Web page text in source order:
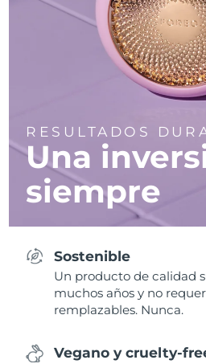
RESULTADOS
Una
siempre
Sostenible
Un producto de calidad
muchos años y no
remplazables. Nunca.
Vegano y cruelty-